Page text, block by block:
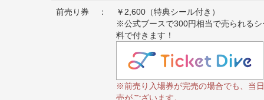
前売り券 ：
￥2,600（特典シール付き）
※公式ブースで300円相当で売られるシ
料で付きます！
※前売り入場券が完売の場合でも、当
売がございます。